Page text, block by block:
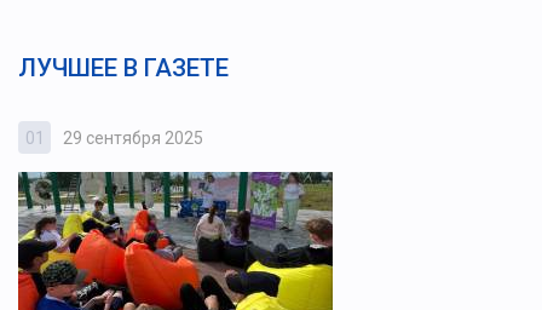
ЛУЧШЕЕ В ГАЗЕТЕ
01 29 сентября 2025